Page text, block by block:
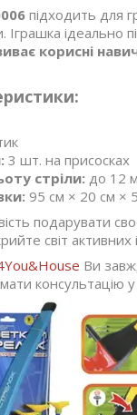
підходить для
Іграшка ідеально
корисні
3 шт. на присосках
стріли: до 12
95 см × 20 см ×
подарувати
світ активних
Ви
консультацію у